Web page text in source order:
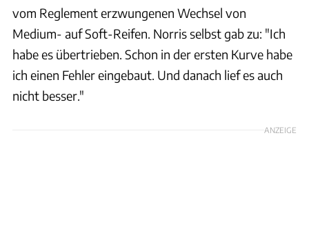
vom Reglement erzwungenen Wechsel von
Medium- auf Soft-Reifen. Norris selbst gab zu: "Ich
habe es übertrieben. Schon in der ersten Kurve habe
ich einen Fehler eingebaut. Und danach lief es auch
nicht besser."
ANZEIGE